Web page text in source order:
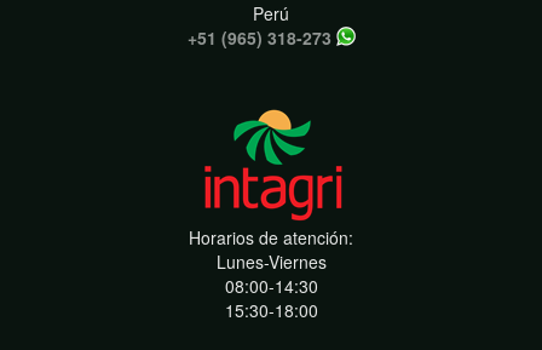
Perú
+51 (965) 318-273
Horarios de atención:
Lunes-Viernes
08:00-14:30
15:30-18:00